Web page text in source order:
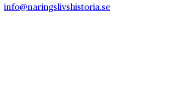
info@naringslivshistoria.se